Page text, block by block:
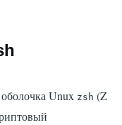
Unux zsh (Z